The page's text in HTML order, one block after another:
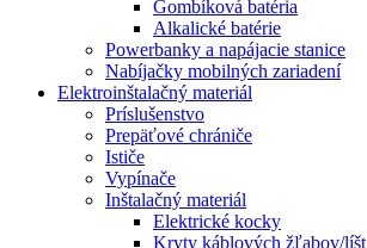
Gombíková batéria
Alkalické batérie
Powerbanky a napájacie stanice
Nabíjačky mobilných zariadení
Elektroinštalačný materiál
Príslušenstvo
Prepäťové chrániče
Ističe
Vypínače
Inštalačný materiál
Elektrické kocky
Kryty káblových žľabov/líšt